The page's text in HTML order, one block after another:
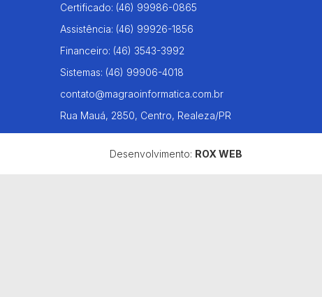
Certificado: (46) 99986-0865
Assistência: (46) 99926-1856
Financeiro: (46) 3543-3992
Sistemas: (46) 99906-4018
contato@magraoinformatica.com.br
Rua Mauá, 2850, Centro, Realeza/PR
Desenvolvimento: ROX WEB